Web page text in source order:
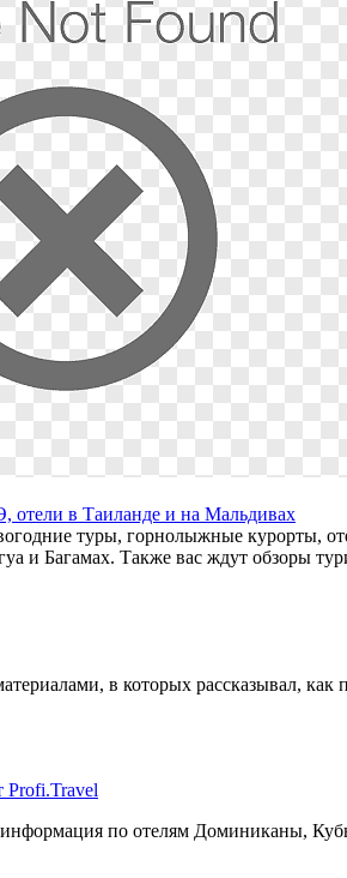
отели в Таиланде и на Мальдивах
туры, горнолыжные курорты,
и Багамах. Также вас ждут обзоры
в которых рассказывал,
информация по отелям Доминиканы,